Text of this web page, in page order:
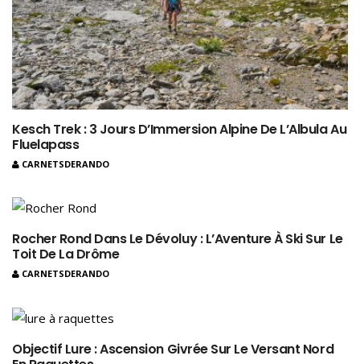
Kesch Trek : 3 Jours D’Immersion Alpine De L’Albula Au
Fluelapass
CARNETSDERANDO
Rocher Rond Dans Le Dévoluy : L’Aventure À Ski Sur Le
Toit De La Drôme
CARNETSDERANDO
Objectif Lure : Ascension Givrée Sur Le Versant Nord